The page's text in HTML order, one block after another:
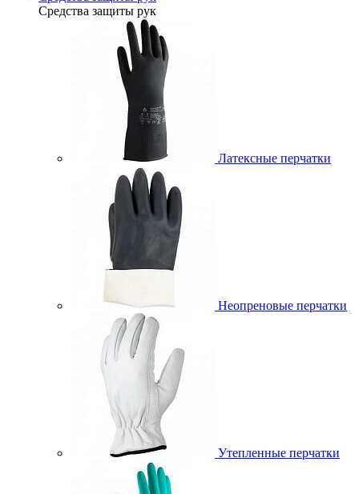
Средства защиты рук
Латексные перчатки
Неопреновые перчатки
Утепленные перчатки